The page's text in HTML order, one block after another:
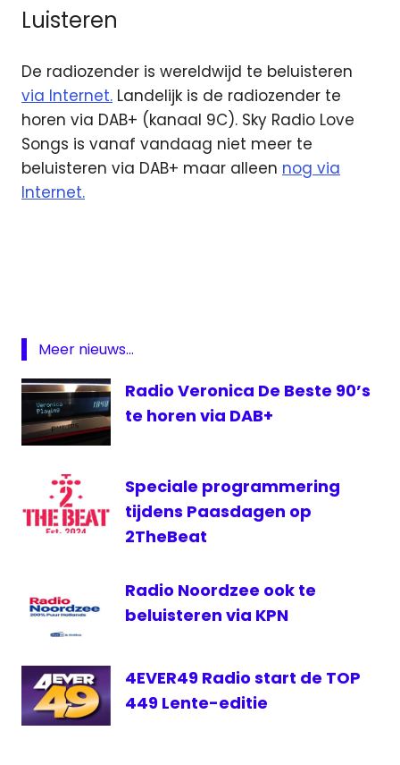
Luisteren
De radiozender is wereldwijd te beluisteren
via Internet. Landelijk is de radiozender te
horen via DAB+ (kanaal 9C). Sky Radio Love
Songs is vanaf vandaag niet meer te
beluisteren via DAB+ maar alleen nog via
Internet.
Meer nieuws...
Radio Veronica De Beste 90’s
te horen via DAB+
Speciale programmering
tijdens Paasdagen op
2TheBeat
Radio Noordzee ook te
beluisteren via KPN
4EVER49 Radio start de TOP
449 Lente-editie